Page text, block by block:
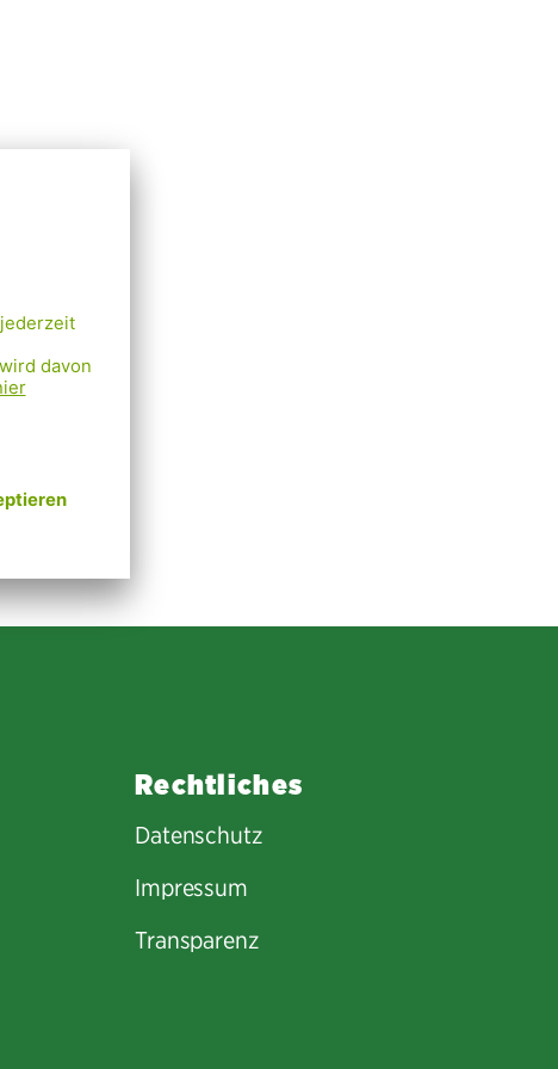
Rechtliches
Datenschutz
Impressum
Transparenz